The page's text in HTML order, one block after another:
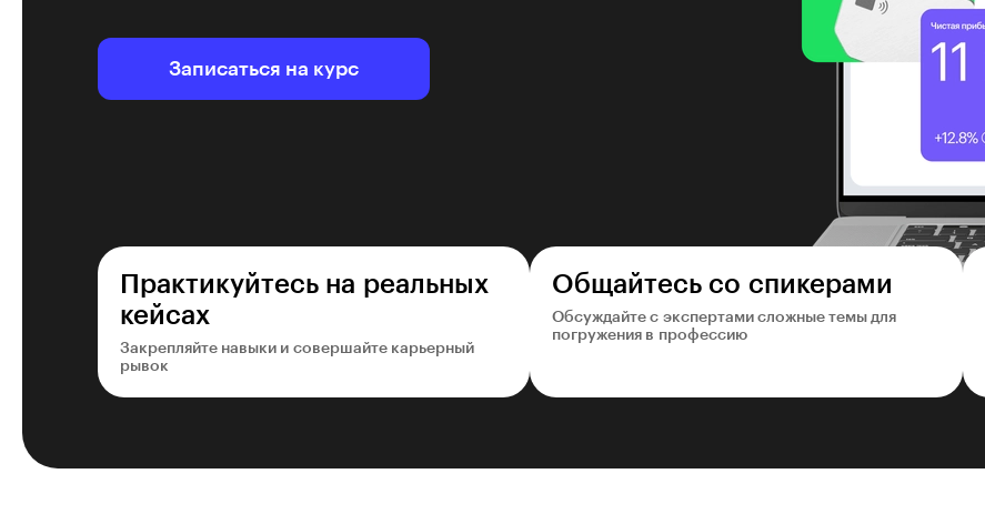
Записаться на курс
Практикуйтесь на реальных
кейсах
Закрепляйте навыки и совершайте карьерный
рывок
Общайтесь со спикерами
Обсуждайте с экспертами сложные темы для
погружения в профессию